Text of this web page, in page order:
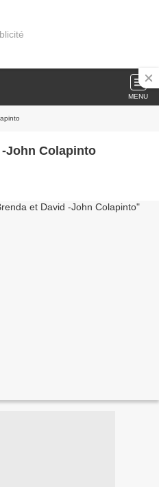
MENU
John Colapinto